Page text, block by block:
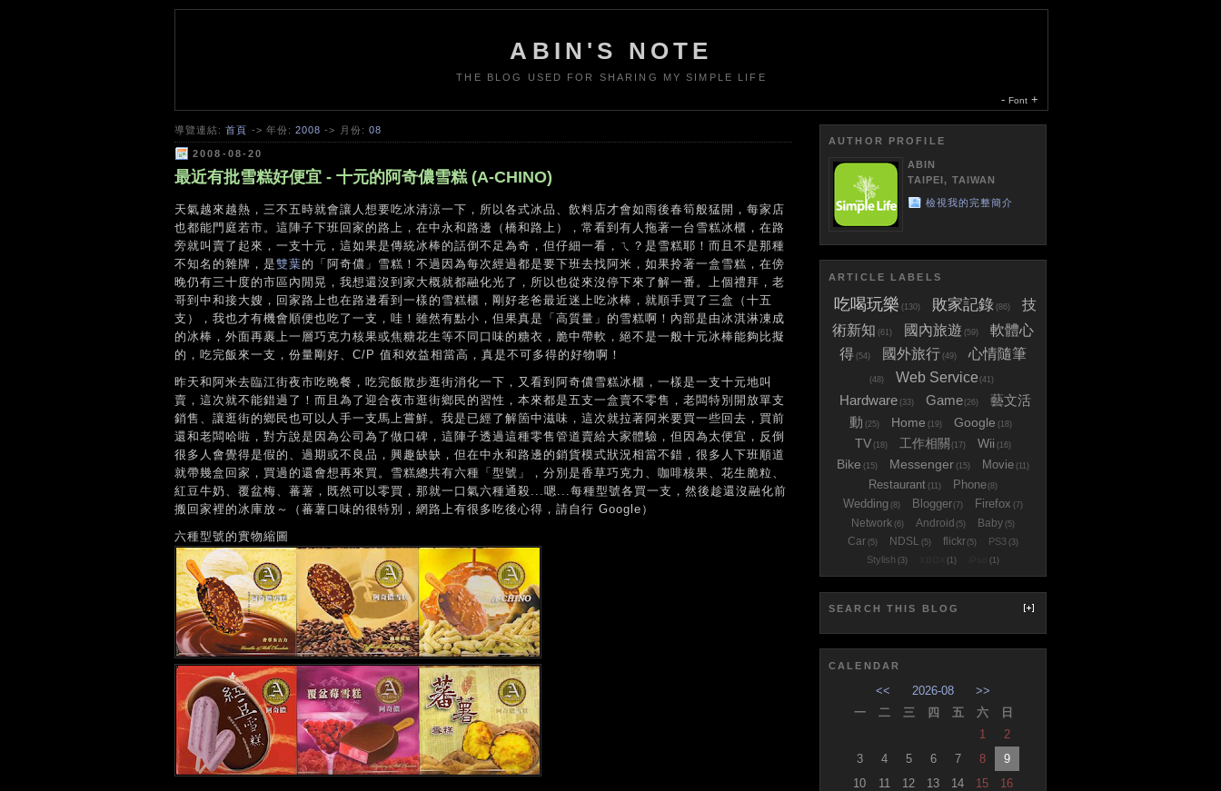
ABIN'S NOTE
THE BLOG USED FOR SHARING MY SIMPLE LIFE
- Font +
導覽連結:首頁 -> 年份:2008 -> 月份: 08
2008-08-20
最近有批雪糕好便宜 - 十元的阿奇儂雪糕 (A-CHINO)
天氣越來越熱，三不五時就會讓人想要吃冰清涼一下，所以各式冰品、飲料店才會如雨後春筍般猛開，每家店
也都能門庭若市。這陣子下班回家的路上，在中永和路邊（橋和路上），常看到有人拖著一台雪糕冰櫃，在路
旁就叫賣了起來，一支十元，這如果是傳統冰棒的話倒不足為奇，但仔細一看，ㄟ？是雪糕耶！而且不是那種
不知名的雜牌，是雙葉的「阿奇儂」雪糕！不過因為每次經過都是要下班去找阿米，如果拎著一盒雪糕，在傍
晚仍有三十度的市區內閒晃，我想還沒到家大概就都融化光了，所以也從來沒停下來了解一番。上個禮拜，老
哥到中和接大嫂，回家路上也在路邊看到一樣的雪糕櫃，剛好老爸最近迷上吃冰棒，就順手買了三盒（十五
支），我也才有機會順便也吃了一支，哇！雖然有點小，但果真是「高質量」的雪糕啊！內部是由冰淇淋凍成
的冰棒，外面再裹上一層巧克力核果或焦糖花生等不同口味的糖衣，脆中帶軟，絕不是一般十元冰棒能夠比擬
的，吃完飯來一支，份量剛好、C/P 值和效益相當高，真是不可多得的好物啊！
昨天和阿米去臨江街夜市吃晚餐，吃完飯散步逛街消化一下，又看到阿奇儂雪糕冰櫃，一樣是一支十元地叫
賣，這次就不能錯過了！而且為了迎合夜市逛街鄉民的習性，本來都是五支一盒賣不零售，老闆特別開放單支
銷售、讓逛街的鄉民也可以人手一支馬上嘗鮮。我是已經了解箇中滋味，這次就拉著阿米要買一些回去，買前
還和老闆哈啦，對方說是因為公司為了做口碑，這陣子透過這種零售管道賣給大家體驗，但因為太便宜，反倒
很多人會覺得是假的、過期或不良品，興趣缺缺，但在中永和路邊的銷貨模式狀況相當不錯，很多人下班順道
就帶幾盒回家，買過的還會想再來買。雪糕總共有六種「型號」，分別是香草巧克力、咖啡核果、花生脆粒、
紅豆牛奶、覆盆梅、蕃薯，既然可以零買，那就一口氣六種通殺...嗯...每種型號各買一支，然後趁還沒融化前
搬回家裡的冰庫放～（蕃薯口味的很特別，網路上有很多吃後心得，請自行 Google）
六種型號的實物縮圖
AUTHOR PROFILE
ABIN
TAIPEI, TAIWAN
檢視我的完整簡介
ARTICLE LABELS
吃喝玩樂 (130) 敗家記錄 (86)
技
術新知 (61) 國內旅遊 (59)
軟體心
得 (54) 國外旅行 (49) 心情隨筆
(48) Web Service (41)
Hardware (33) Game(26)
藝文活
動 (25) Home (19) Google (18)
TV (18) 工作相關 (17) Wii (16)
Bike (15) Messenger (15) Movie (11)
Restaurant (11) Phone(8)
Wedding (8) Blogger(7) Firefox (7)
Network (6) Android (5) Baby (5)
Car (5) NDSL (5) flickr(5) PS3 (3)
Stylish (3) (1) (1)
SEARCH THIS BLOG
CALENDAR
<< 2026-08
>>
一
二 三 四 五 六
日
1
2
3
4 5 6 7 8
9
10
11 12 13 14 15
16